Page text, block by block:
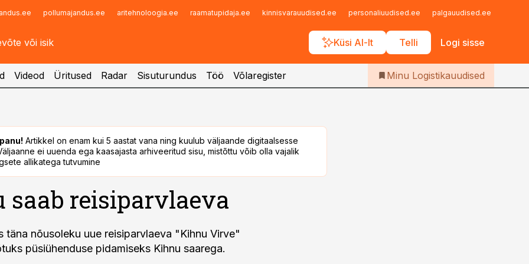
pollumajandus.ee aritehnoloogia.ee raamatupidaja.ee kinnisvarauudised.ee personaliuudised.ee palgauudised.ee
Küsi AI-lt Telli Logi sisse
Infopank
Iseteenindus
Telli Logistikauudised
Videod Üritused Radar Sisuturundus Töö Võlaregister Minu Logistikauudised
Artikkel on enam kui 5 aastat vana ning kuulub väljaande digitaalsesse
ei uuenda ega kaasajasta arhiveeritud sisu, mistõttu võib olla vajalik
allikatega tutvumine
saab reisiparvlaeva
täna nõusoleku uue reisiparvlaeva "Kihnu Virve"
püsiühenduse pidamiseks Kihnu saarega.